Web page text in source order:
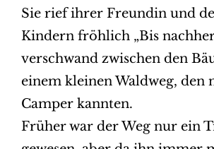
Sie rief ihrer Freundin und
Kindern fröhlich „Bis
verschwand zwischen den
einem kleinen Waldweg, den
Camper kannten.
Früher war der Weg nur ein